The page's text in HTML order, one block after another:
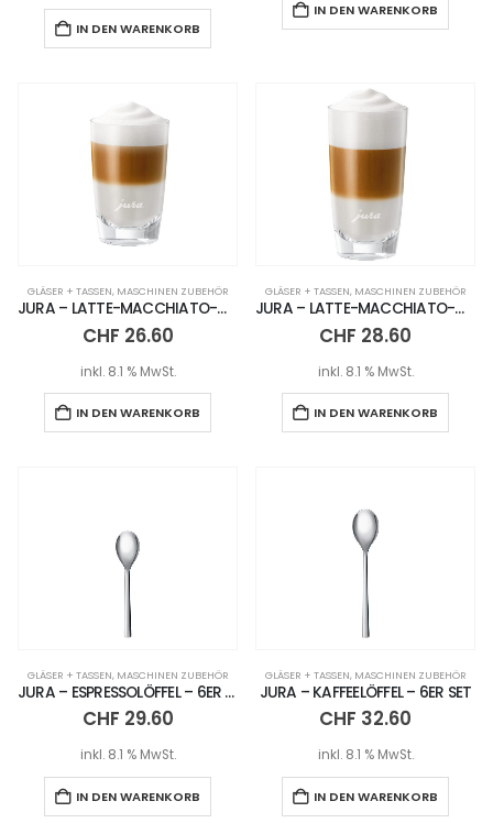
IN DEN WARENKORB
IN DEN WARENKORB
GLÄSER + TASSEN, MASCHINEN ZUBEHÖR
JURA – LATTE-MACCHIATO-GLAS NIEDRIG – 2ER SET
CHF 26.60
inkl. 8.1 % MwSt.
IN DEN WARENKORB
GLÄSER + TASSEN, MASCHINEN ZUBEHÖR
JURA – LATTE-MACCHIATO-GLAS HOCH – 2ER SET
CHF 28.60
inkl. 8.1 % MwSt.
IN DEN WARENKORB
GLÄSER + TASSEN, MASCHINEN ZUBEHÖR
JURA – ESPRESSOLÖFFEL – 6ER SET
CHF 29.60
inkl. 8.1 % MwSt.
IN DEN WARENKORB
GLÄSER + TASSEN, MASCHINEN ZUBEHÖR
JURA – KAFFEELÖFFEL – 6ER SET
CHF 32.60
inkl. 8.1 % MwSt.
IN DEN WARENKORB